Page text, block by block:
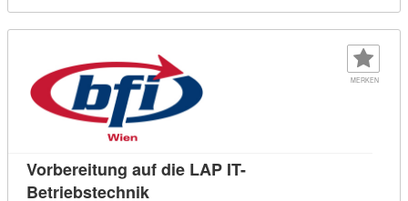
MERKEN
Vorbereitung auf die LAP IT-
BetriebstechnikKursdetail: Vorbereitung auf die LAP